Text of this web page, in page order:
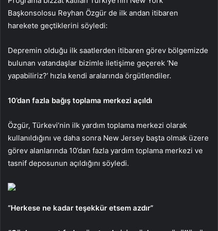
Başkonsolosu Reyhan Özgür de ilk andan itibaren
harekete geçtiklerini söyledi:
Depremin olduğu ilk saatlerden itibaren görev bölgemizde
bulunan vatandaşlar bizimle iletişime geçerek ‘Ne
yapabiliriz?’ hızla kendi aralarında örgütlendiler.
10’dan fazla bağış toplama merkezi açıldı
Özgür, Türkevi’nin ilk yardım toplama merkezi olarak
kullanıldığını ve daha sonra New Jersey başta olmak üzere
görev alanlarında 10’dan fazla yardım toplama merkezi ve
tasnif deposunun açıldığını söyledi.
“Herkese ne kadar teşekkür etsem azdır”